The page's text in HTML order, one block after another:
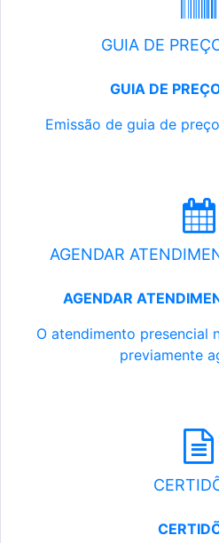
GUIA DE
GUIA DE
Emissão de guia de
AGENDAR
AGENDAR
O atendimento presencial
previamente